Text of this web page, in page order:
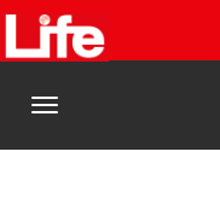
القائمة